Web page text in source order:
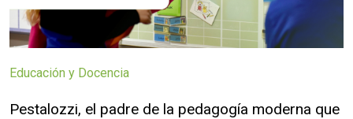
Educación y Docencia
Pestalozzi, el padre de la pedagogía moderna que